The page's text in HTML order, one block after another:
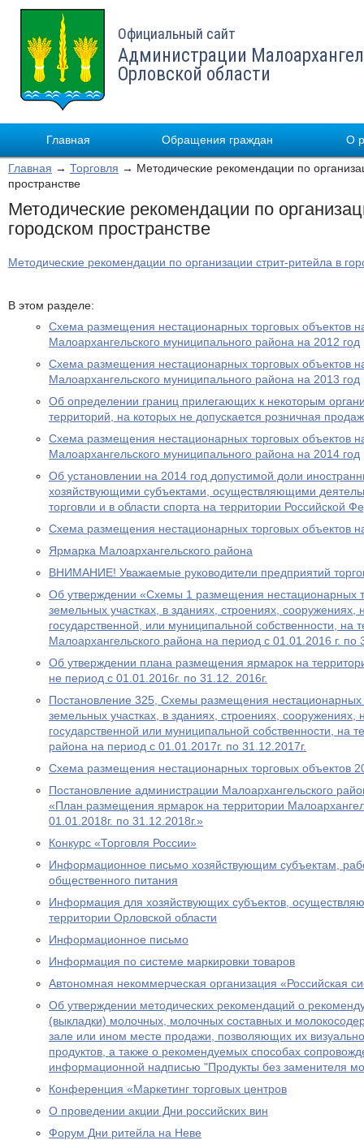
Официальный сайт
Администрации
Орловской области
Главная Обращения граждан О
Главная → Торговля → Методические рекомендации по
пространстве
Методические рекомендации по
городском пространстве
Методические рекомендации по организации стрит-ритейла в
В этом разделе:
Схема размещения нестационарных торговых объектов
Малоархангельского муниципального района на 2012 год
Схема размещения нестационарных торговых объектов
Малоархангельского муниципального района на 2013 год
Об определении границ прилегающих к некоторым
территорий, на которых не допускается розничная
Схема размещения нестационарных торговых объектов
Малоархангельского муниципального района на 2014 год
Об установлении на 2014 год допустимой доли
хозяйствующими субъектами, осуществляющими
торговли и в области спорта на территории Российской
Cхема размещения нестационарных торговых объектов
Ярмарка Малоархангельского района
ВНИМАНИЕ! Уважаемые руководители предприятий
Об утверждении «Схемы 1 размещения нестационарных
земельных участках, в зданиях, строениях, сооружениях,
государственной, или муниципальной собственности, на
Малоархангельского района на период с 01.01.2016 г. по
Об утверждении плана размещения ярмарок на
не период с 01.01.2016г. по 31.12. 2016г.
Постановление 325, Схемы размещения нестационарных
земельных участках, в зданиях, строениях, сооружениях,
государственной или муниципальной собственности, на
района на период с 01.01.2017г. по 31.12.2017г.
Схема размещения нестационарных торговых объектов
Постановление администрации Малоархангельского
«План размещения ярмарок на территории
01.01.2018г. по 31.12.2018г.»
Конкурс «Торговля России»
Информационное письмо хозяйствующим субъектам,
общественного питания
Информация для хозяйствующих субъектов,
территории Орловской области
Информационное письмо
Информация по системе маркировки товаров
Автономная некоммерческая организация «Российская
Об утверждении методических рекомендаций о
(выкладки) молочных, молочных составных и
зале или ином месте продажи, позволяющих их
продуктов, а также о рекомендуемых способах
информационной надписью "Продукты без заменителя
Конференция «Маркетинг торговых центров
О проведении акции Дни российских вин
Форум Дни ритейла на Неве